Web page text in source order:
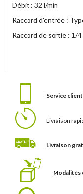
Débit : 32 l/min
Raccord d'entrée :
Raccord de sortie : 1/4
Service client
Livraison
Livraison
Modalités